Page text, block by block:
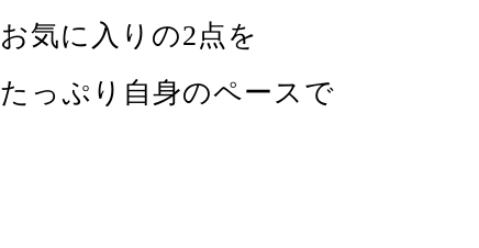
お気に入りの2点を
たっぷり自身のペースで